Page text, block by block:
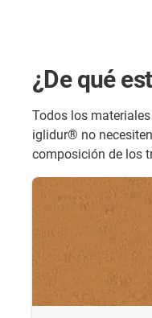
¿De qué
Todos los
iglidur® no
composición de los